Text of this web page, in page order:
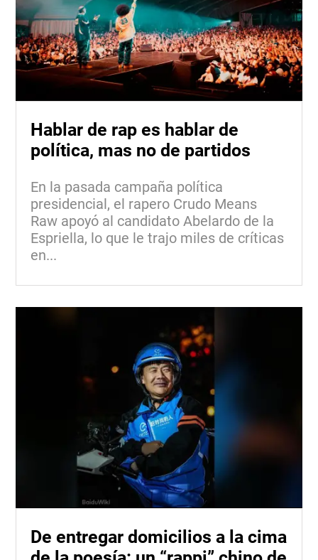
Hablar de rap es hablar de
política, mas no de partidos
En la pasada campaña política
presidencial, el rapero Crudo Means
Raw apoyó al candidato Abelardo de la
Espriella, lo que le trajo miles de críticas
en...
De entregar domicilios a la cima